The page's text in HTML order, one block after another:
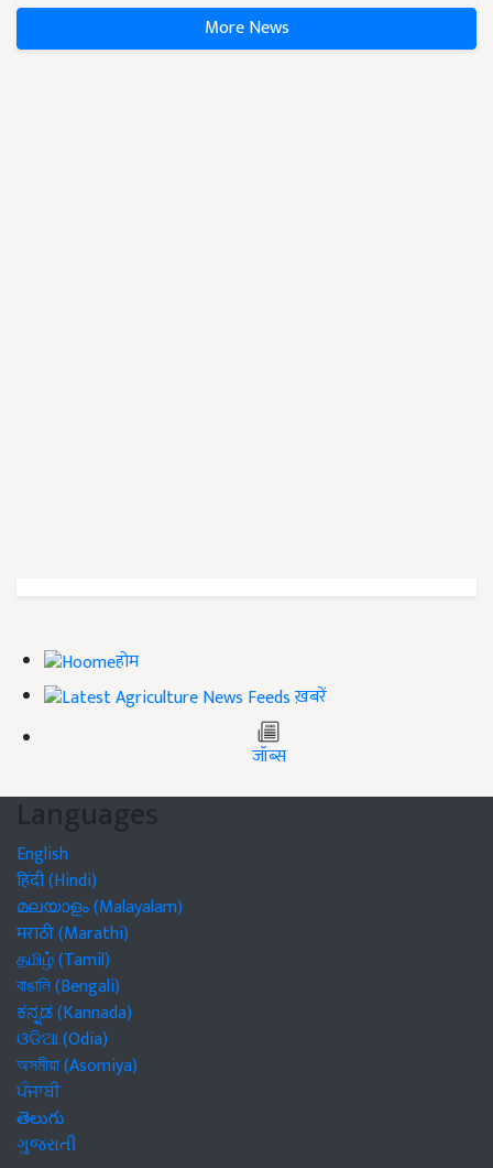
More News
होम
ख़बरें
जॉब्स
Languages
English
हिंदी (Hindi)
മലയാളം (Malayalam)
मराठी (Marathi)
தமிழ் (Tamil)
বাঙালি (Bengali)
ಕನ್ನಡ (Kannada)
ଓଡିଆ (Odia)
অসমীয়া (Asomiya)
ਪੰਜਾਬੀ
తెలుగు
ગુજરાતી